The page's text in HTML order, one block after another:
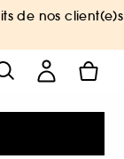
de nos client(e)s